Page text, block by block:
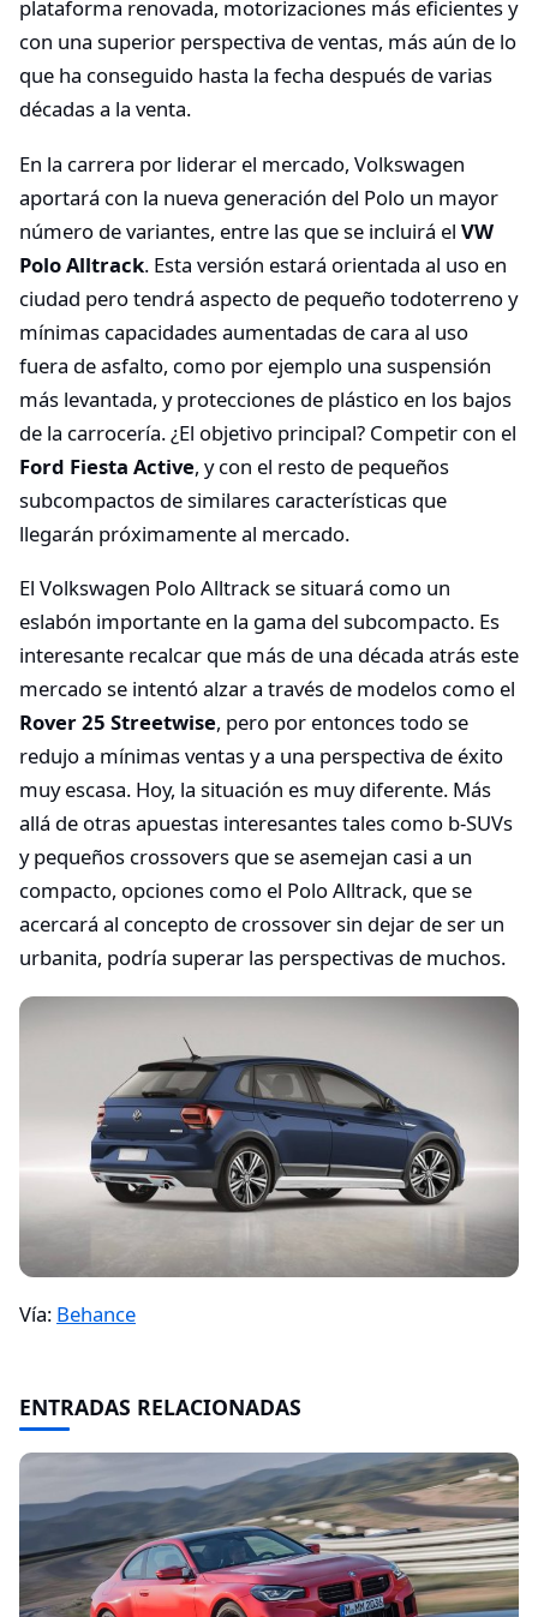
plataforma renovada, motorizaciones más eficientes y
con una superior perspectiva de ventas, más aún de lo
que ha conseguido hasta la fecha después de varias
décadas a la venta.
En la carrera por liderar el mercado, Volkswagen
aportará con la nueva generación del Polo un mayor
número de variantes, entre las que se incluirá el VW
Polo Alltrack. Esta versión estará orientada al uso en
ciudad pero tendrá aspecto de pequeño todoterreno y
mínimas capacidades aumentadas de cara al uso
fuera de asfalto, como por ejemplo una suspensión
más levantada, y protecciones de plástico en los bajos
de la carrocería. ¿El objetivo principal? Competir con el
Ford Fiesta Active, y con el resto de pequeños
subcompactos de similares características que
llegarán próximamente al mercado.
El Volkswagen Polo Alltrack se situará como un
eslabón importante en la gama del subcompacto. Es
interesante recalcar que más de una década atrás este
mercado se intentó alzar a través de modelos como el
Rover 25 Streetwise, pero por entonces todo se
redujo a mínimas ventas y a una perspectiva de éxito
muy escasa. Hoy, la situación es muy diferente. Más
allá de otras apuestas interesantes tales como b-SUVs
y pequeños crossovers que se asemejan casi a un
compacto, opciones como el Polo Alltrack, que se
acercará al concepto de crossover sin dejar de ser un
urbanita, podría superar las perspectivas de muchos.
Vía: Behance
ENTRADAS RELACIONADAS